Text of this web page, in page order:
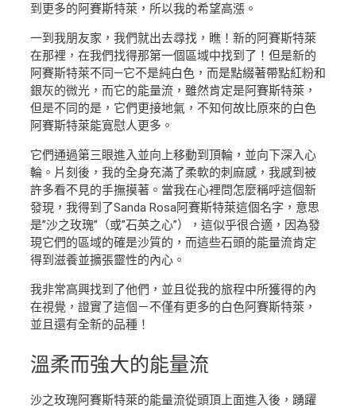
到更多的阿賽斯特萊，所以我的希望高漲。
一到我朋友家，我們就出去尋找，瞧！新的阿賽斯特萊
在那裡，在我們找得那第一個區域中找到了！但是新的
阿賽斯特萊不同—它不是純白色，而是點綴著帶點紅粉和
銀灰的微光，而它的能量流，雖然肯定是阿賽斯特萊，
但是不同的是，它們更接地氣，不知何故比原來的白色
阿賽斯特萊能寬慰人更多。
它們通過第三眼進入並向上移動到頂輪，並向下深入心
輪。片刻後，我的全身充滿了柔軟的刺麻感，我感到被
許多看不見的手撫摸著。當我在心裡問怎麼稱呼這個新
發現，我得到了Sanda Rosa阿賽斯特萊這個名字，意思
是”沙之玫瑰”（或”石英之心”），這似乎很合適，因為發
現它們的區域的確是沙質的，而這些石頭的能量流肯定
得到滋養並擴張靈性的內心。
我非常高興找到了他們，並且從我的旅程中所獲得的內
在視覺，證實了這個－不僅有更多的白色阿賽斯特萊，
並且還有全新的品種！
溫柔而強大的能量流
沙之玫瑰阿賽斯特萊的能量流從頭頂上面進入後，踴躍